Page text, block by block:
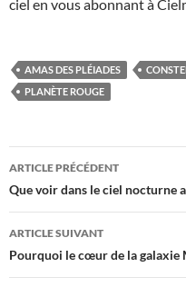
ciel en vous abonnant à
AMAS DES PLÉIADES
PLANÈTE ROUGE
Navigation
des
articles
ARTICLE PRÉCÉDENT
Que voir dans le ciel nocturne
ARTICLE SUIVANT
Pourquoi le cœur de la galaxie